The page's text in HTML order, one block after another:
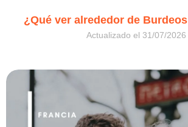
¿Qué ver alrededor de
31/07/2026